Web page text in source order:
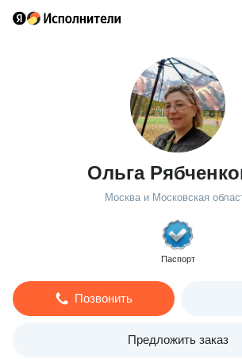
Ольга
Москва и Московская
Паспорт
Позвонить
Предложить заказ